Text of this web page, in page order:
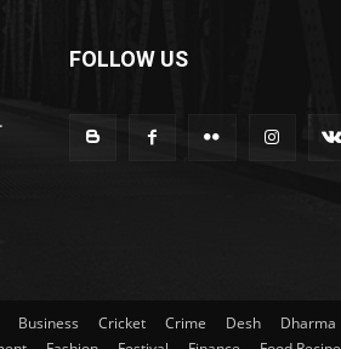
FOLLOW US
Business Cricket Crime Desh Dharma